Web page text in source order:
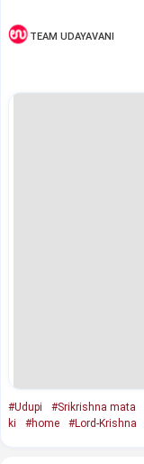
TEAM UDAYAVANI
#Udupi #Srikrishna mata
ki
#home #Lord-Krishna